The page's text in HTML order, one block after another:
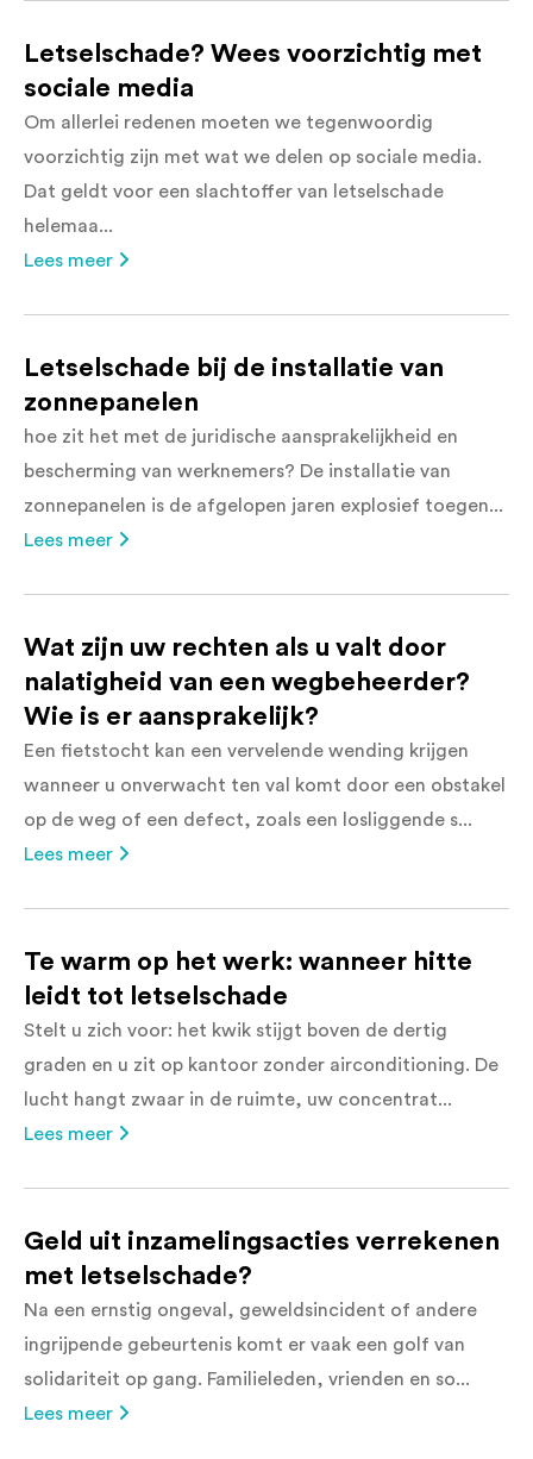
Letselschade? Wees voorzichtig met
sociale media
Om allerlei redenen moeten we tegenwoordig
voorzichtig zijn met wat we delen op sociale media.
Dat geldt voor een slachtoffer van letselschade
helemaa...
Lees meer
Letselschade bij de installatie van
zonnepanelen
hoe zit het met de juridische aansprakelijkheid en
bescherming van werknemers? De installatie van
zonnepanelen is de afgelopen jaren explosief toegen...
Lees meer
Wat zijn uw rechten als u valt door
nalatigheid van een wegbeheerder?
Wie is er aansprakelijk?
Een fietstocht kan een vervelende wending krijgen
wanneer u onverwacht ten val komt door een obstakel
op de weg of een defect, zoals een losliggende s...
Lees meer
Te warm op het werk: wanneer hitte
leidt tot letselschade
Stelt u zich voor: het kwik stijgt boven de dertig
graden en u zit op kantoor zonder airconditioning. De
lucht hangt zwaar in de ruimte, uw concentrat...
Lees meer
Geld uit inzamelingsacties verrekenen
met letselschade?
Na een ernstig ongeval, geweldsincident of andere
ingrijpende gebeurtenis komt er vaak een golf van
solidariteit op gang. Familieleden, vrienden en so...
Lees meer